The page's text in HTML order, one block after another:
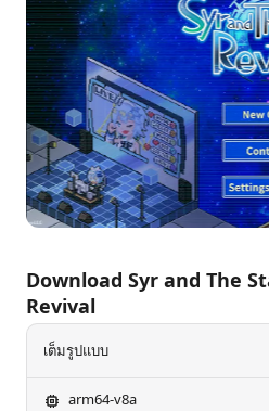
จะนำความหวังกลับคืนสู่โลกที่
คือ Spica คุณจะช่วย Syr คืนชื่อ
มาได้หรือไม่? ดำดิ่งสู่การเดินท
เริ่มสตรีมกันวันนี้!
Download Syr and The
Revival
เต็มรูปแบบ
arm64-v8a